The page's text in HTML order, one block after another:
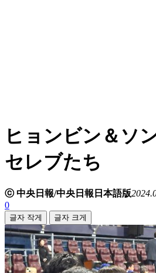
ヒョンビン＆ソ
セレブたち
ⓒ 中央日報/中央日報日本語版
0
글자 작게 글자 크게